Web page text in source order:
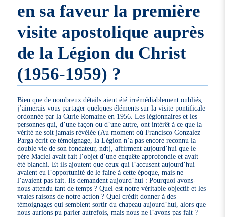
en sa faveur la première
visite apostolique auprès
de la Légion du Christ
(1956-1959) ?
Bien que de nombreux détails aient été irrémédiablement oubliés,
j’aimerais vous partager quelques éléments sur la visite pontificale
ordonnée par la Curie Romaine en 1956. Les légionnaires et les
personnes qui, d’une façon ou d’une autre, ont intérêt à ce que la
vérité ne soit jamais révélée (Au moment où Francisco Gonzalez
Parga écrit ce témoignage, la Légion n’a pas encore reconnu la
double vie de son fondateur, ndt), affirment aujourd’hui que le
père Maciel avait fait l’objet d’une enquête approfondie et avait
été blanchi. Et ils ajoutent que ceux qui l’accusent aujourd’hui
avaient eu l’opportunité de le faire à cette époque, mais ne
l’avaient pas fait. Ils demandent aujourd’hui : Pourquoi avons-
nous attendu tant de temps ? Quel est notre véritable objectif et les
vraies raisons de notre action ? Quel crédit donner à des
témoignages qui semblent sortir du chapeau aujourd’hui, alors que
nous aurions pu parler autrefois, mais nous ne l’avons pas fait ?